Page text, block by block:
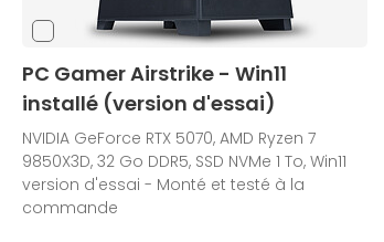
PC Gamer Airstrike - Win11
installé (version d'essai)
NVIDIA GeForce RTX 5070, AMD Ryzen 7
9850X3D, 32 Go DDR5, SSD NVMe 1 To, Win11
version d'essai - Monté et testé à la
commande